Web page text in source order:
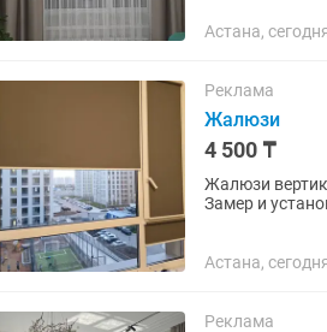
Астана,
Реклама
Жалюзи
4 500 ₸
Жалюзи
Замер и
Астана,
Реклама